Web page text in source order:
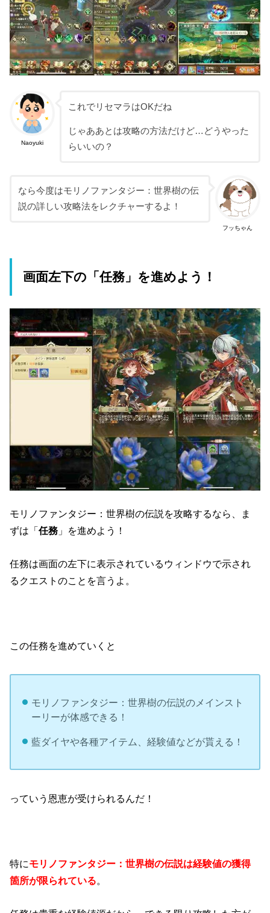
Naoyuki
これでリセマラはOKだね
じゃああとは攻略の方法だけど…どうやった
らいいの？
フッちゃん
なら今度はモリノファンタジー：世界樹の伝
説の詳しい攻略法をレクチャーするよ！
画面左下の「任務」を進めよう！
モリノファンタジー：世界樹の伝説を攻略するなら、ま
ずは「任務 」を進めよう！
任務は画面の左下に表示されているウィンドウで示され
るクエストのことを言うよ。
この任務を進めていくと
モリノファンタジー：世界樹の伝説のメインスト
ーリーが体感できる！
藍ダイヤや各種アイテム、経験値などが貰える！
っていう恩恵が受けられるんだ！
特にモリノファンタジー：世界樹の伝説は経験値の獲得
箇所が限られている。